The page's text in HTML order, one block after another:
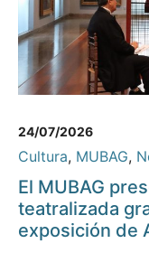
24/07/2026
Cultura, MUBAG,
El MUBAG
teatralizada
exposición de